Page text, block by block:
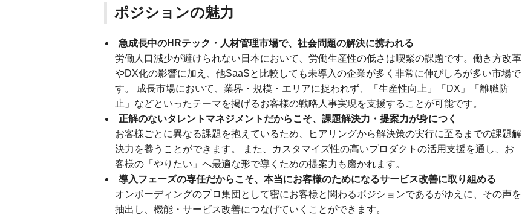
ポジションの魅力
急成長中のHRテック・人材管理市場で、社会問題の解決に携われる
労働人口減少が避けられない日本において、労働生産性の低さは喫緊の課題です。働き方改革
やDX化の影響に加え、他SaaSと比較しても未導入の企業が多く非常に伸びしろが多い市場で
す。 成長市場において、業界・規模・エリアに捉われず、「生産性向上」「DX」「離職防
止」などといったテーマを掲げるお客様の戦略人事実現を支援することが可能です。
正解のないタレントマネジメントだからこそ、課題解決力・提案力が身につく
お客様ごとに異なる課題を抱えているため、ヒアリングから解決策の実行に至るまでの課題解
決力を養うことができます。 また、カスタマイズ性の高いプロダクトの活用支援を通し、お
客様の「やりたい」へ最適な形で導くための提案力も磨かれます。
導入フェーズの専任だからこそ、本当にお客様のためになるサービス改善に取り組める
オンボーディングのプロ集団として密にお客様と関わるポジションであるがゆえに、その声を
抽出し、機能・サービス改善につなげていくことができます。